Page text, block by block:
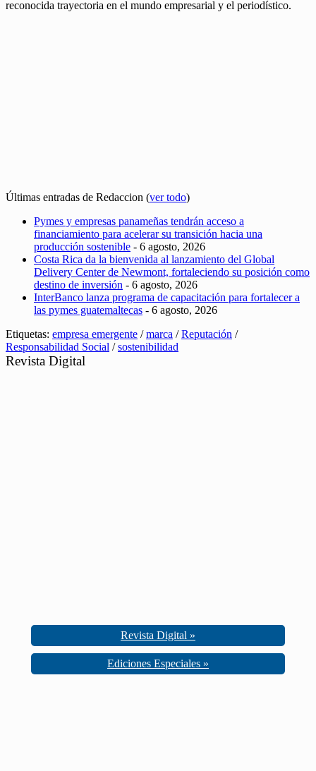
reconocida trayectoria en el mundo empresarial y el periodístico.
Últimas entradas de Redaccion (ver todo)
Pymes y empresas panameñas tendrán acceso a
financiamiento para acelerar su transición hacia una
producción sostenible - 6 agosto, 2026
Costa Rica da la bienvenida al lanzamiento del Global
Delivery Center de Newmont, fortaleciendo su posición como
destino de inversión - 6 agosto, 2026
InterBanco lanza programa de capacitación para fortalecer a
las pymes guatemaltecas - 6 agosto, 2026
Etiquetas: empresa emergente /marca /Reputación /
Responsabilidad Social /sostenibilidad
Revista Digital
Revista Digital »
Ediciones Especiales »